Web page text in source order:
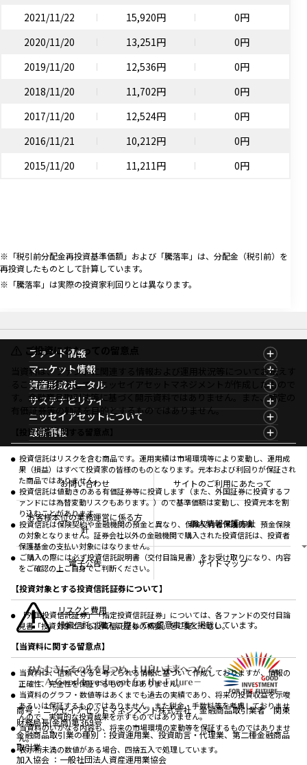
2021/11/22
15,920円
0円
2020/11/20
13,251円
0円
2019/11/20
12,536円
0円
2018/11/20
11,702円
0円
2017/11/20
12,524円
0円
2016/11/21
10,212円
0円
2015/11/20
11,211円 0円
※「税引前分配金再投資基準価額」および「騰落率」は、分配金（税引前）を
再投資したものとして計算しています。
※「騰落率」は実際の投資家利回りとは異なります。
ご投資にあたっての留意点
当資料は、ファンドに関連する情報および運用状況等についてお伝えす
ることを目的として、ニッセイアセットマネジメントが作成したもので
す。金融商品取引法等に基づく開示資料ではありません。また、特定の
有価証券等の勧誘を目的とするものではありません。
【投資信託に関する留意点】
投資信託はリスクを含む商品です。運用実績は市場環境等により変動し、運用成
果（損益）はすべて投資家の皆様のものとなります。元本および利回りが保証され
た商品ではありません。
投資信託は値動きのある有価証券等に投資します（また、外国証券に投資するフ
ァンドには為替変動リスクもあります。）ので基準価額は変動し、投資元本を割
り込むことがあります。
投資信託は保険契約や金融機関の預金と異なり、保険契約者保護機構、預金保険
の対象となりません。証券会社以外の金融機関で購入された投資信託は、投資者
保護基金の支払い対象にはなりません。
ご購入の際には必ず投資信託説明書（交付目論見書）をお受け取りになり、内容
をご確認の上ご自身でご判断ください。
【投資対象とする投資信託証券について】
「外国投資信託証券」「指定投資信託証券」については、各ファンドの交付目論
見書「投資対象とする投資信託証券の概要」をご覧ください。
【当資料に関する留意点】
当資料は、信頼できると考えられる情報に基づいて作成しておりますが、情報の
正確性、完全性を保証するものではありません。
当資料のグラフ・数値等はあくまでも過去の実績であり、将来の投資収益を示唆
あるいは保証するものではありません。また税金・手数料等を考慮しておりませ
んので、実質的な投資成果を示すものではありません。
当資料のいかなる内容も、将来の市場環境の変動等を保証するものではありませ
ん。
表示桁未満の数値がある場合、四捨五入で処理しています。
ファンド情報
ファンド情報TOP
基準価額一覧
ファンド検索
ファンド比較
決算カレンダー
海外休日カレンダー
投資信託新商品のご案内
投資信託償還商品のご案内
ちょこっと3分！ファンドシアター
有価証券届出書の効力の発生の有無について
こだわりのインデックスファンド 購入・換金手数料
なしシリーズ
確定拠出年金について
マーケット情報
マーケット情報TOP
マーケット指数
マーケットレポート
コラム
ファンドレポート
資産形成ポータル
資産形成ポータルTOP
資産形成サービス
Nダイレクト
Goal Navi
資産形成サポート
NAMシティ
お問い合わせ
よくあるご質問
投資の教室
サステナビリティ
サステナビリティTOP
サステナビリティ経営
サステナブル投資
ニッセイアセットについて
ニッセイアセットについてTOP
会社情報
プレスリリース
受賞歴
方針・その他開示情報
採用情報
公式キャラクターのご紹介
最新情報
マーケットニュース
商品ニュース
おしらせ
メディアお問い合わせ サイトのご利用にあたって
お客様本位の業務運営に係る方
針
個人情報保護方針
電子公告 サイトマップ
リスクと費用
投資信託ご購入に際しての留意事項を掲載しています。
商号
ニッセイアセットマネジメント株式会社 金融商品取引業者 関東
財務局長(金商)第369号
金融商品取引業の種別
投資運用業、投資助言・代理業、第二種金融商品
取引業
加入協会
一般社団法人資産運用業協会